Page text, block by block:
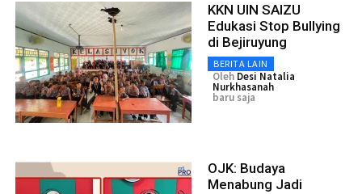
KKN UIN SAIZU
Edukasi Stop Bullying
di Bejiruyung
BERITA LAIN
Oleh Desi Natalia
Nurkhasanah
baru saja
OJK: Budaya
Menabung Jadi